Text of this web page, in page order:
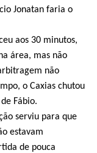
Jonatan faria o
aos 30 minutos,
área, mas não
não
o Caxias chutou
Fábio.
serviu para que
estavam
de pouca